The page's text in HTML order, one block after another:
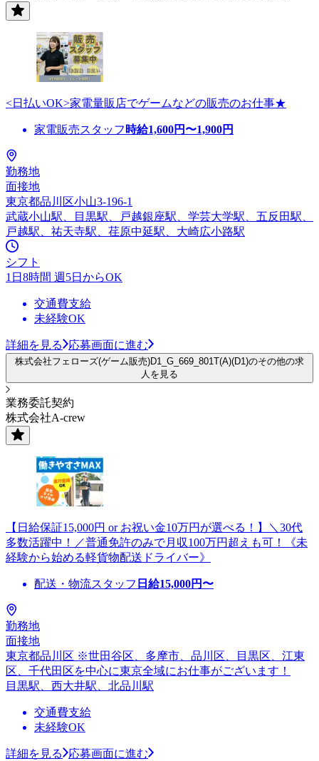
<日払いOK>家電量販店でゲームなどの販売のお仕事★
家電販売スタッフ 時給1,600円〜1,900円
勤務地
面接地
東京都品川区小山3-196-1
武蔵小山駅、目黒駅、戸越銀座駅、学芸大学駅、五反田駅、
戸越駅、祐天寺駅、荏原中延駅、大崎広小路駅
シフト
1日8時間 週5日からOK
交通費支給
未経験OK
詳細を見る 応募画面に進む
株式会社フェローズ(ゲーム販売)D1_G_669_801T(A)(D1)のその他の求
人を見る
業務委託契約
株式会社A-crew
【日給保証15,000円 or お祝い金10万円が選べる！】＼30代
多数活躍中！／普通免許のみで月収100万円超えも可！《未
経験から始める軽貨物配送ドライバー》
配送・物流スタッフ 日給15,000円〜
勤務地
面接地
東京都品川区 ※世田谷区、多摩市、品川区、目黒区、江東
区、千代田区を中心に東京全域にお仕事がございます！
目黒駅、西大井駅、北品川駅
交通費支給
未経験OK
詳細を見る 応募画面に進む